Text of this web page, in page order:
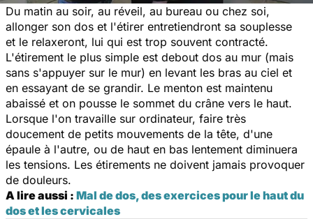
Du matin au soir, au réveil, au bureau ou chez soi,
allonger son dos et l'étirer entretiendront sa souplesse
et le relaxeront, lui qui est trop souvent contracté.
L'étirement le plus simple est debout dos au mur (mais
sans s'appuyer sur le mur) en levant les bras au ciel et
en essayant de se grandir. Le menton est maintenu
abaissé et on pousse le sommet du crâne vers le haut.
Lorsque l'on travaille sur ordinateur, faire très
doucement de petits mouvements de la tête, d'une
épaule à l'autre, ou de haut en bas lentement diminuera
les tensions. Les étirements ne doivent jamais provoquer
de douleurs.
A lire aussi : Mal de dos, des exercices pour le haut du
dos et les cervicales